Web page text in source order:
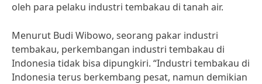
oleh para pelaku industri tembakau di tanah air.
Menurut Budi Wibowo, seorang pakar industri
tembakau, perkembangan industri tembakau di
Indonesia tidak bisa dipungkiri. “Industri tembakau di
Indonesia terus berkembang pesat, namun demikian